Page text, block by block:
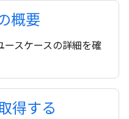
概要
ースケースの詳細を確
得する